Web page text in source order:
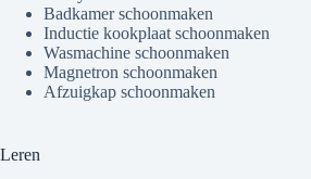
Badkamer schoonmaken
Inductie kookplaat schoonmaken
Wasmachine schoonmaken
Magnetron schoonmaken
Afzuigkap schoonmaken
Leren